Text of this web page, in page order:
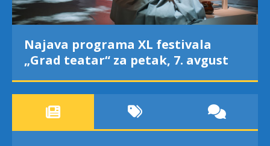
Najava programa XL festivala
„Grad teatar“ za petak, 7. avgust